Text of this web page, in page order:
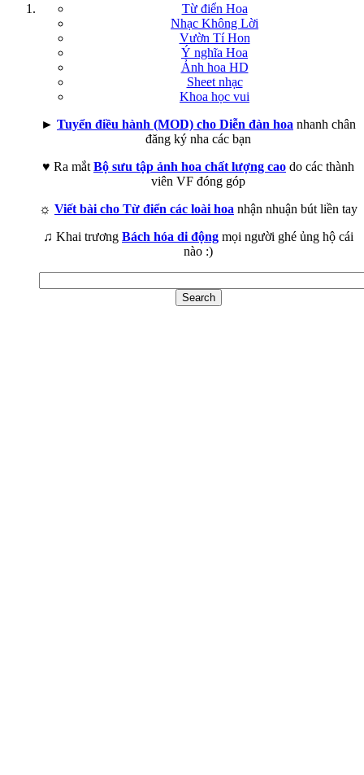
Từ điển Hoa
Nhạc Không Lời
Vườn Tí Hon
Ý nghĩa Hoa
Ảnh hoa HD
Sheet nhạc
Khoa học vui
► Tuyển điều hành (MOD) cho Diễn đàn hoa nhanh chân
đăng ký nha các bạn
♥ Ra mắt Bộ sưu tập ảnh hoa chất lượng cao do các thành
viên VF đóng góp
☼ Viết bài cho Từ điển các loài hoa nhận nhuận bút liền tay
♫ Khai trương Bách hóa di động mọi người ghé ủng hộ cái
nào :)